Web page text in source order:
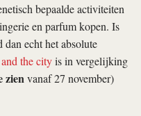
bepaalde activiteiten
en parfum kopen. Is
echt het absolute
the cityis in vergelijking
zienvanaf 27 november)